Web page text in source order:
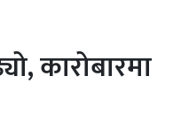
कारोबारमा